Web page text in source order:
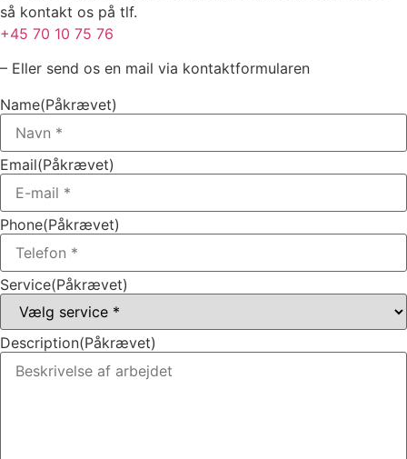
så kontakt os på tlf.
+45 70 10 75 76
– Eller send os en mail via kontaktformularen
Name(Påkrævet)
Email(Påkrævet)
Phone(Påkrævet)
Service(Påkrævet)
Description(Påkrævet)